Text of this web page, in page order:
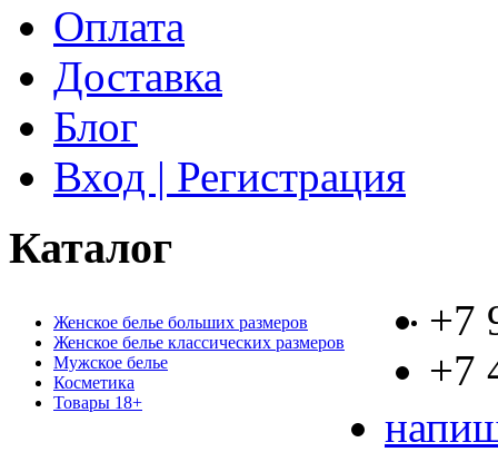
Оплата
Доставка
Блог
Вход | Регистрация
Каталог
Женское белье больших размеров
Женское белье классических размеров
Мужское белье
Косметика
Товары 18+
+7
+7